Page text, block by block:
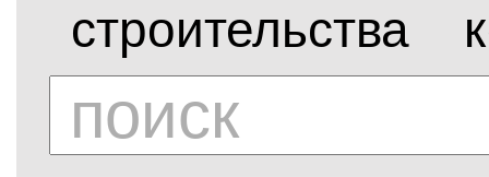
строительства